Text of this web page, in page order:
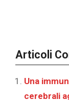
Articoli
Una
cerebrali